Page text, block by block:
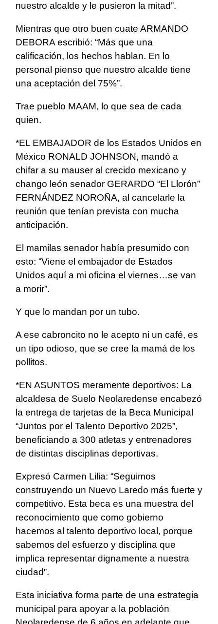
nuestro alcalde y le pusieron la mitad”.
Mientras que otro buen cuate ARMANDO
DEBORA escribió: “Más que una
calificación, los hechos hablan. En lo
personal pienso que nuestro alcalde tiene
una aceptación del 75%”.
Trae pueblo MAAM, lo que sea de cada
quien.
*EL EMBAJADOR de los Estados Unidos en
México RONALD JOHNSON, mandó a
chifar a su mauser al crecido mexicano y
chango león senador GERARDO “El Llorón”
FERNÁNDEZ NOROÑA, al cancelarle la
reunión que tenían prevista con mucha
anticipación.
El mamilas senador había presumido con
esto: “Viene el embajador de Estados
Unidos aquí a mi oficina el viernes…se van
a morir”.
Y que lo mandan por un tubo.
A ese cabroncito no le acepto ni un café, es
un tipo odioso, que se cree la mamá de los
pollitos.
*EN ASUNTOS meramente deportivos: La
alcaldesa de Suelo Neolaredense encabezó
la entrega de tarjetas de la Beca Municipal
“Juntos por el Talento Deportivo 2025”,
beneficiando a 300 atletas y entrenadores
de distintas disciplinas deportivas.
Expresó Carmen Lilia: “Seguimos
construyendo un Nuevo Laredo más fuerte y
competitivo. Esta beca es una muestra del
reconocimiento que como gobierno
hacemos al talento deportivo local, porque
sabemos del esfuerzo y disciplina que
implica representar dignamente a nuestra
ciudad”.
Esta iniciativa forma parte de una estrategia
municipal para apoyar a la población